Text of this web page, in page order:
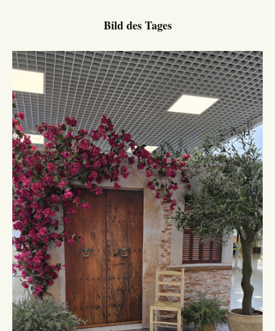
Bild des Tages